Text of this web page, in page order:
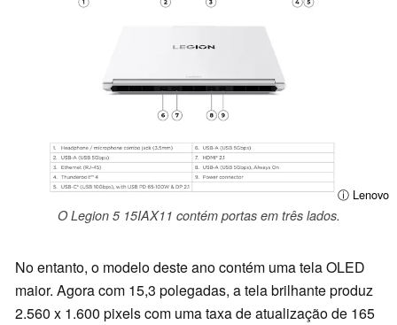
ⓘ Lenovo
O Legion 5 15IAX11 contém portas em três lados.
No entanto, o modelo deste ano contém uma tela OLED
maior. Agora com 15,3 polegadas, a tela brilhante produz
2.560 x 1.600 pixels com uma taxa de atualização de 165